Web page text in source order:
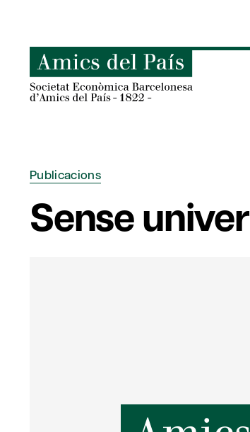
content
Publicacions
Sense